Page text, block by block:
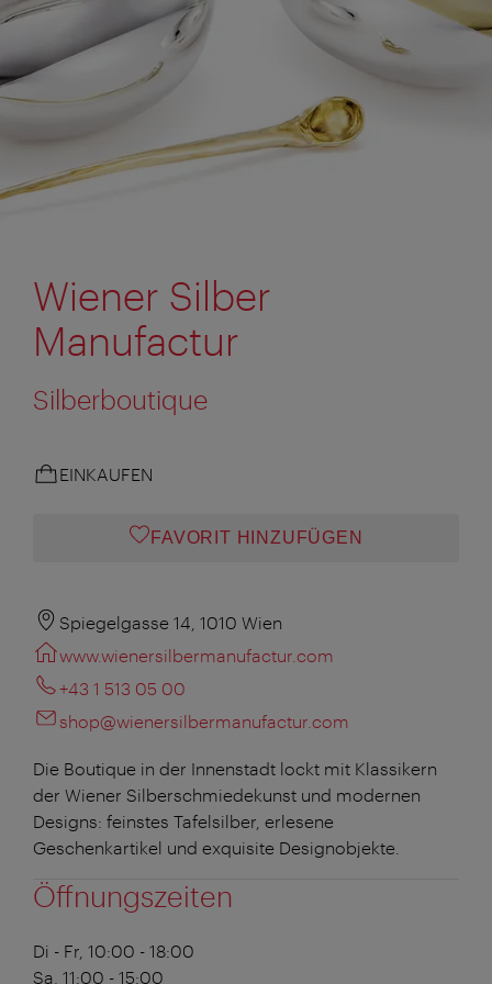
Wiener Silber
Manufactur
Silberboutique
EINKAUFEN
FAVORIT HINZUFÜGEN
Spiegelgasse 14, 1010 Wien
www.wienersilbermanufactur.com
+43 1 513 05 00
shop@wienersilbermanufactur.com
Die Boutique in der Innenstadt lockt mit Klassikern
der Wiener Silberschmiedekunst und modernen
Designs: feinstes Tafelsilber, erlesene
Geschenkartikel und exquisite Designobjekte.
Öffnungszeiten
Di - Fr, 10:00 - 18:00
Sa, 11:00 - 15:00